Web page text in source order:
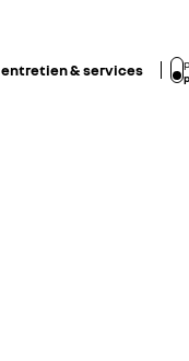
entretien & services